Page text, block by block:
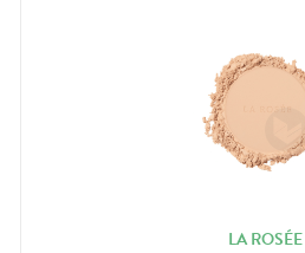
LA ROSÉE